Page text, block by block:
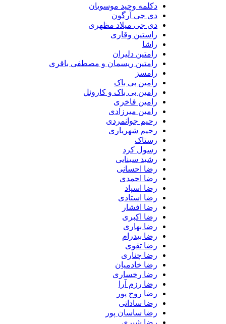
دکلمه وحید موسویان
دی جی آرگون
دی جی میلاد مظهری
راستین وقاری
راشا
رامتین دلیران
رامتین ریسمان و مصطفی باقری
رامسز
رامین بی باک
رامین بی باک و کاروئل
رامین فاخری
رامین میرزادی
رحیم جوانمردی
رحیم شهریاری
رستاک
رسول کرد
رشید سینایی
رضا احسانی
رضا احمدی
رضا اسپاد
رضا استادی
رضا افشار
رضا اکبری
رضا بهاری
رضا بیدرام
رضا تقوی
رضا چناری
رضا خادمیان
رضا رخساری
رضا رزم آرا
رضا روح پور
رضا ساداتی
رضا ساسان پور
رضا شیری